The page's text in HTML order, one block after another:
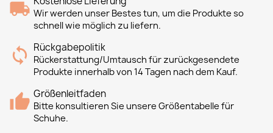
Wir werden unser Bestes tun, um die Produkte so
schnell wie möglich zu liefern.
Rückgabepolitik
Rückerstattung/Umtausch für zurückgesendete
Produkte innerhalb von 14 Tagen nach dem Kauf.
Größenleitfaden
Bitte konsultieren Sie unsere Größentabelle für
Schuhe.